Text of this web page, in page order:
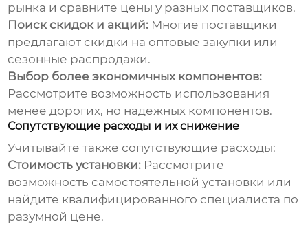
рынка и сравните цены у разных поставщиков.
Поиск скидок и акций: Многие поставщики
предлагают скидки на оптовые закупки или
сезонные распродажи.
Выбор более экономичных компонентов:
Рассмотрите возможность использования
менее дорогих, но надежных компонентов.
Сопутствующие расходы и их снижение
Учитывайте также сопутствующие расходы:
Стоимость установки: Рассмотрите
возможность самостоятельной установки или
найдите квалифицированного специалиста по
разумной цене.